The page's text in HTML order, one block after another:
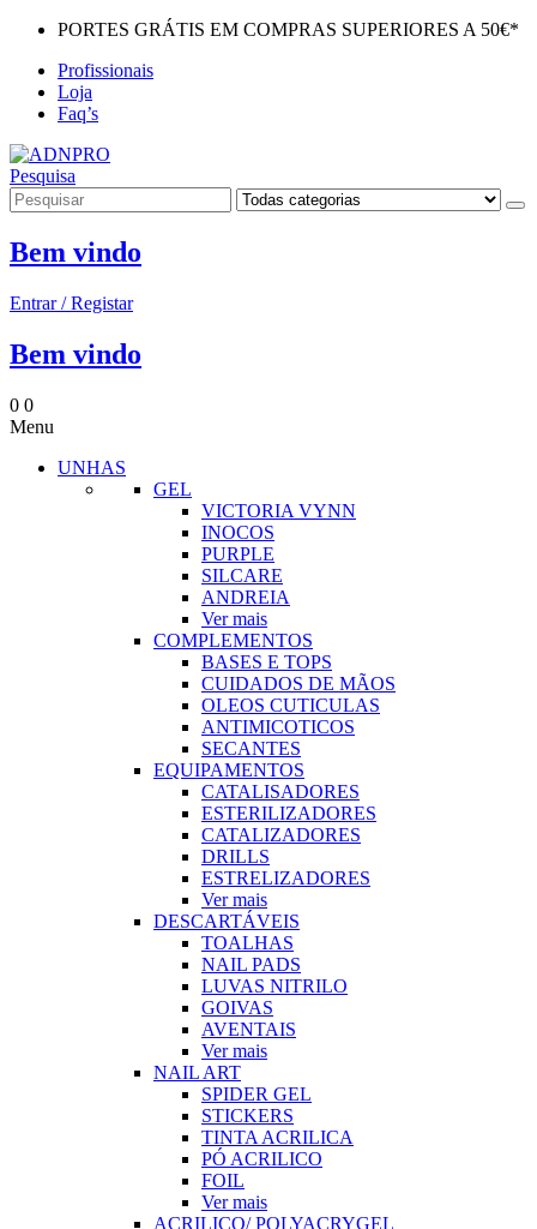
PORTES GRÁTIS EM COMPRAS SUPERIORES A 50€*
Profissionais
Loja
Faq’s
Pesquisa
Bem vindo
Entrar / Registar
Bem vindo
0 0
Menu
UNHAS
GEL
VICTORIA VYNN
INOCOS
PURPLE
SILCARE
ANDREIA
Ver mais
COMPLEMENTOS
BASES E TOPS
CUIDADOS DE MÃOS
OLEOS CUTICULAS
ANTIMICOTICOS
SECANTES
EQUIPAMENTOS
CATALISADORES
ESTERILIZADORES
CATALIZADORES
DRILLS
ESTRELIZADORES
Ver mais
DESCARTÁVEIS
TOALHAS
NAIL PADS
LUVAS NITRILO
GOIVAS
AVENTAIS
Ver mais
NAIL ART
SPIDER GEL
STICKERS
TINTA ACRILICA
PÓ ACRILICO
FOIL
Ver mais
ACRILICO/ POLYACRYGEL